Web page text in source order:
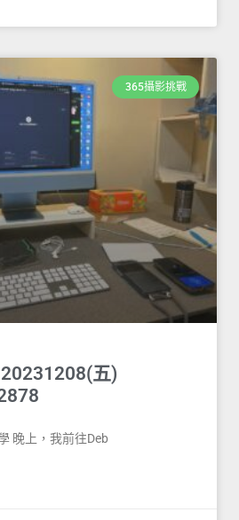
365攝影挑戰
五)
晚上，我前往Deb